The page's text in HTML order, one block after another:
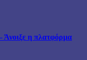
Άνοιξε η πλατφόρμα